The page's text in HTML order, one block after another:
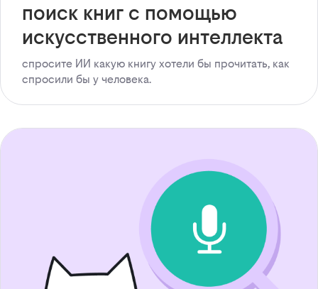
поиск книг с помощью
искусственного интеллекта
спросите ИИ какую книгу хотели бы прочитать, как
спросили бы у человека.